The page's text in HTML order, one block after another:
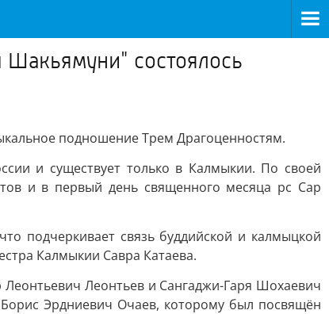
состоялось
подношение Трем Драгоценностям.
и существует только в Калмыкии. По своей
и в первый день священного месяца рс Сар
подчеркивает связь буддийской и калмыцкой
Калмыкии Савра Катаева.
Леонтьев и Сангаджи-Гаря Шохаевич
Эрдниевич Очаев, которому был посвящён